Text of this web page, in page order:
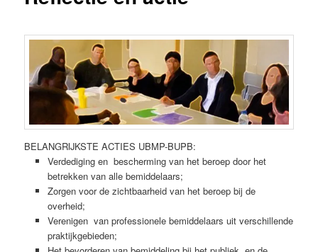
BELANGRIJKSTE ACTIES UBMP-BUPB:
Verdediging en bescherming van het beroep door het
betrekken van alle bemiddelaars;
Zorgen voor de zichtbaarheid van het beroep bij de
overheid;
Verenigen van professionele bemiddelaars uit verschillende
praktijkgebieden;